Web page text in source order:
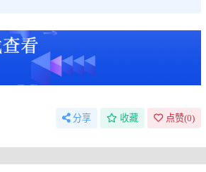
分享 收藏 点赞(0)